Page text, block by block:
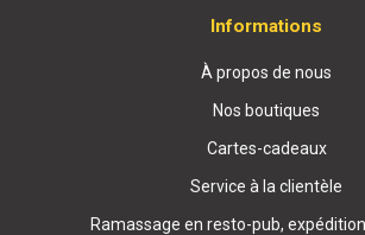
Informations
À propos de nous
Nos boutiques
Cartes-cadeaux
Service à la clientèle
Ramassage en resto-pub,